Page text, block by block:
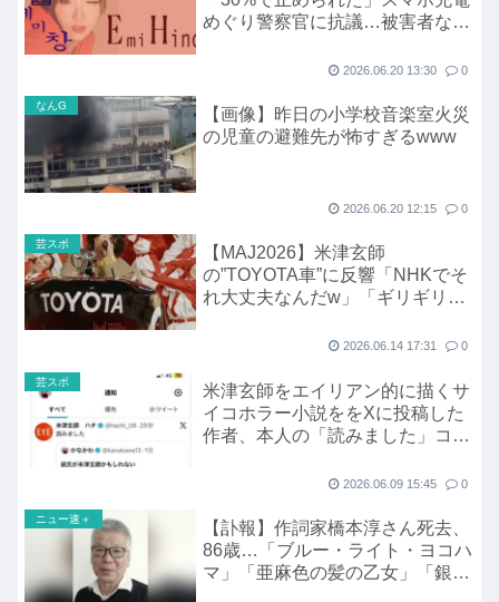
めぐり警察官に抗議…被害者なの
2026.06.20 13:30 0
なんG
【画像】昨日の小学校音楽室火災
の児童の避難先が怖すぎるwww
2026.06.20 12:15 0
芸スポ
【MAJ2026】米津玄師
の”TOYOTA車”に反響「NHKでそ
れ大丈夫なんだw」「ギリギリの
2026.06.14 17:31 0
芸スポ
米津玄師をエイリアン的に描くサ
イコホラー小説ををXに投稿した
作者、本人の「読みました」コメ
2026.06.09 15:45 0
ニュー速＋
【訃報】作詞家橋本淳さん死去、
86歳…「ブルー・ライト・ヨコハ
マ」「亜麻色の髪の乙女」「銀河